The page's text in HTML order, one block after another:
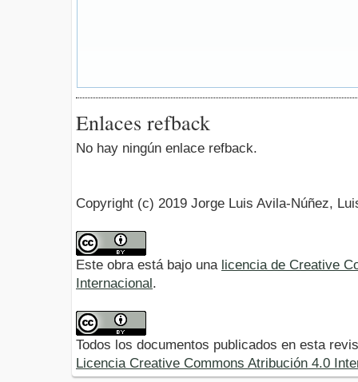
Enlaces refback
No hay ningún enlace refback.
Copyright (c) 2019 Jorge Luis Avila-Núñez,
Este obra está bajo una licencia de Creative
Internacional.
Todos los documentos publicados en esta
Licencia Creative Commons Atribución 4.0